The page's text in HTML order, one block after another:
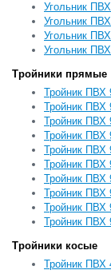
Угольник
Угольник
Угольник
Угольник
Тройники прямые
Тройник ПВХ
Тройник ПВХ
Тройник ПВХ
Тройник ПВХ
Тройник ПВХ
Тройник ПВХ
Тройник ПВХ
Тройник ПВХ
Тройник ПВХ
Тройник ПВХ
Тройники косые
Тройник ПВХ